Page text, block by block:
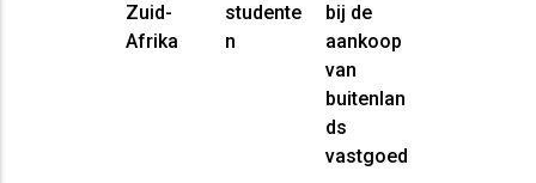
Zuid-
Afrika
studente
n
bij de
aankoop
van
buitenlan
ds
vastgoed